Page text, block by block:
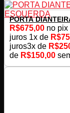
PORTA
R$675,00 no pix
juros 1x de R$
juros3x de R$
de R$150,00